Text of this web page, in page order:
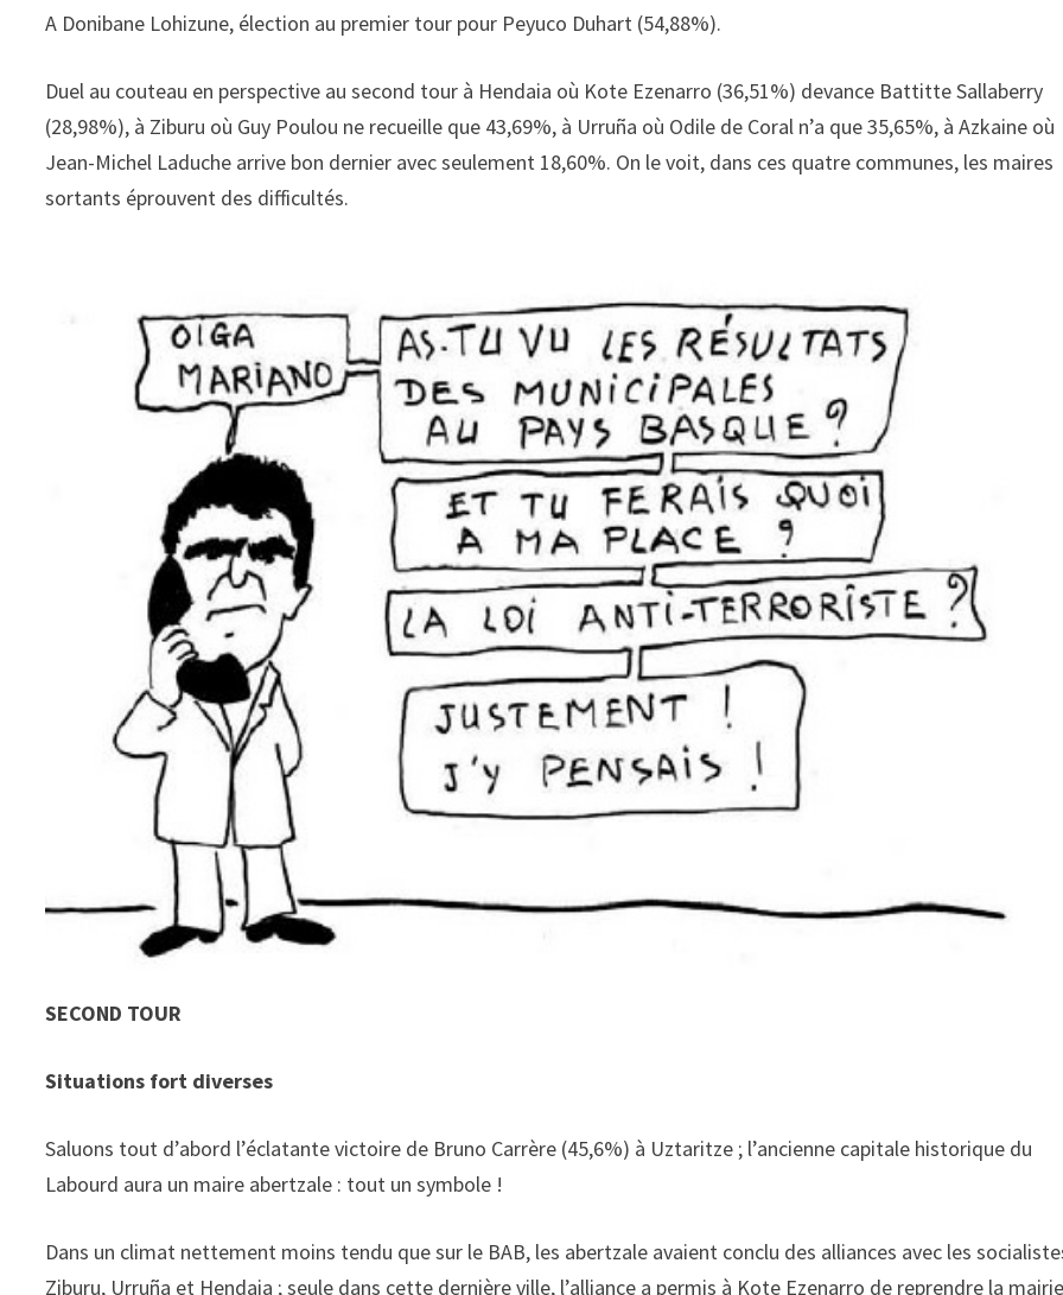
A Donibane Lohizune, élection au premier tour pour Peyuco Duhart (54,88%).
Duel au couteau en perspective au second tour à Hendaia où Kote Ezenarro (36,51%) devance Battitte Sallaberry
(28,98%), à Ziburu où Guy Poulou ne recueille que 43,69%, à Urruña où Odile de Coral n’a que 35,65%, à Azkaine où
Jean-Michel Laduche arrive bon dernier avec seulement 18,60%. On le voit, dans ces quatre communes, les maires
sortants éprouvent des difficultés.
SECOND TOUR
Situations fort diverses
Saluons tout d’abord l’éclatante victoire de Bruno Carrère (45,6%) à Uztaritze ; l’ancienne capitale historique du
Labourd aura un maire abertzale : tout un symbole !
Dans un climat nettement moins tendu que sur le BAB, les abertzale avaient conclu des alliances avec les
Ziburu, Urruña et Hendaia ; seule dans cette dernière ville, l’alliance a permis à Kote Ezenarro de reprendre la